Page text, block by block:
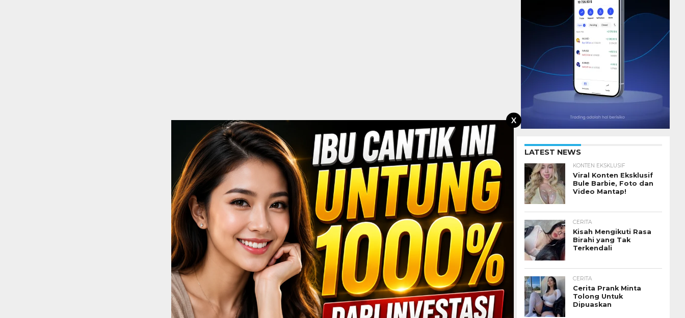
X
LATEST NEWS
KONTEN EKSKLUSIF
Viral Konten Eksklusif
Bule Barbie, Foto dan
Video Mantap!
CERITA
Kisah Mengikuti Rasa
Birahi yang Tak
Terkendali
CERITA
Cerita Prank Minta
Tolong Untuk
Dipuaskan